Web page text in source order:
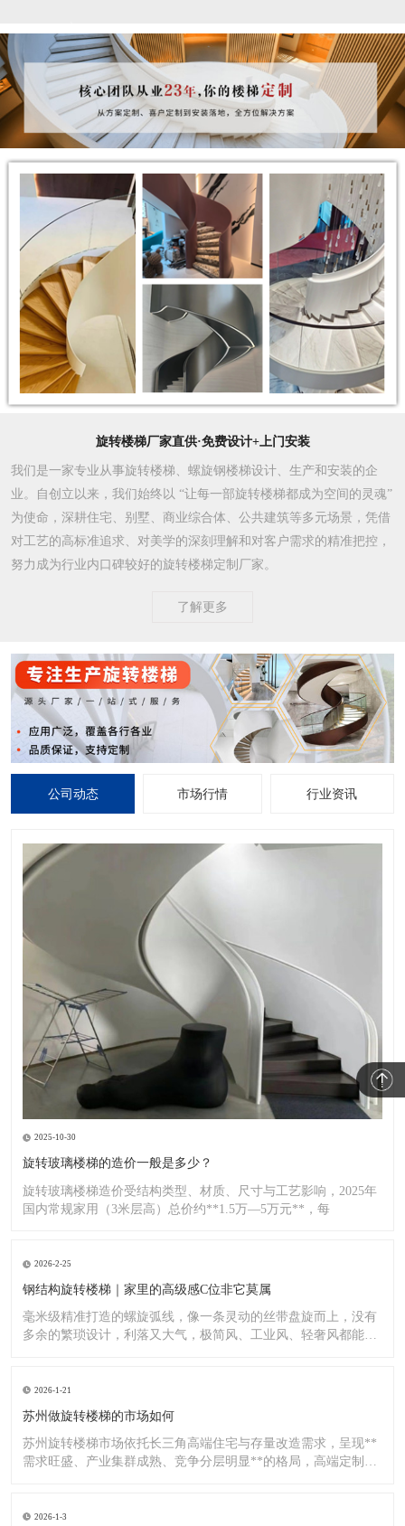
旋转楼梯厂家直供·免费设计+上门安装
我们是一家专业从事旋转楼梯、螺旋钢楼梯设计、生产和安装的企
业。自创立以来，我们始终以 “让每一部旋转楼梯都成为空间的灵魂”
为使命，深耕住宅、别墅、商业综合体、公共建筑等多元场景，凭借
对工艺的高标准追求、对美学的深刻理解和对客户需求的精准把控，
努力成为行业内口碑较好的旋转楼梯定制厂家。​
了解更多
公司动态 市场行情 行业资讯
2025-10-30
旋转玻璃楼梯的造价一般是多少？
旋转玻璃楼梯造价受结构类型、材质、尺寸与工艺影响，2025年
国内常规家用（3米层高）总价约**1.5万—5万元**，每
2026-2-25
钢结构旋转楼梯｜家里的高级感C位非它莫属
毫米级精准打造的螺旋弧线，像一条灵动的丝带盘旋而上，没有
多余的繁琐设计，利落又大气，极简风、工业风、轻奢风都能完
2026-1-21
苏州做旋转楼梯的市场如何
苏州旋转楼梯市场依托长三角高端住宅与存量改造需求，呈现**
需求旺盛、产业集群成熟、竞争分层明显**的格局，高端定制与
2026-1-3